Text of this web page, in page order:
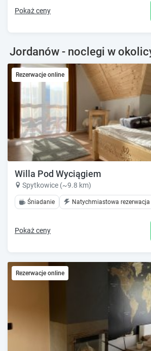
Pokaż ceny
Jordanów - noclegi w
Rezerwacje online
Willa Pod Wyciągiem
Spytkowice (~9.8 km)
Śniadanie Natychmiastowa rezerwacja
Pokaż ceny
Rezerwacje online